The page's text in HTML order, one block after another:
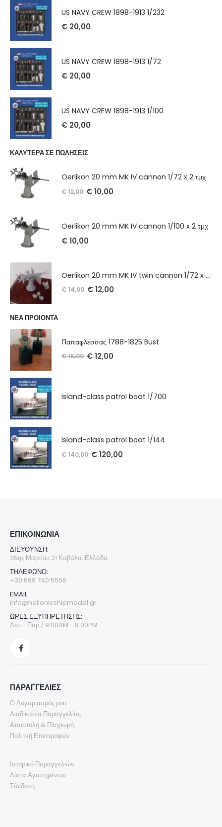
US NAVY CREW 1898-1913 1/232
€ 20,00
US NAVY CREW 1898-1913 1/72
€ 20,00
US NAVY CREW 1898-1913 1/100
€ 20,00
ΚΑΛΥΤΕΡΑ ΣΕ ΠΩΛΗΣΕΙΣ
Oerlikon 20 mm MK IV cannon 1/72 x 2 τμχ
€12,00 €10,00
Oerlikon 20 mm MK IV cannon 1/100 x 2 τμχ
€10,00
Oerlikon 20 mm MK IV twin cannon 1/72 x 2 τμχ
€14,00 €12,00
ΝΕΑ ΠΡΟΙΟΝΤΑ
Παπαφλέσσας 1788-1825 Bust
€15,00 €12,00
Island-class patrol boat 1/700
Island-class patrol boat 1/144
€140,00 €120,00
ΕΠΙΚΟΙΝΩΝΊΑ
ΔΙΕΎΘΥΝΣΗ:
25ης Μαρτίου 21 Καβάλα, Ελλάδα
ΤΗΛΈΦΩΝΟ:
+30 699 740 5556
EMAIL:
info@hellenicshipmodel.gr
ΩΡΕΣ ΕΞΥΠΗΡΕΤΗΣΗΣ:
Δευ - Παρ / 9:00AM - 8:00PM
ΠΑΡΑΓΓΕΛΙΕΣ
Ο Λογαριασμός μου
Διαδικασία Παραγγελίας
Αποστολή & Πληρωμή
Πολιτκή Επιστροφών
Ιστορικό Παραγγελιών
Λίστα Αγαπημένων
Σύνδεση